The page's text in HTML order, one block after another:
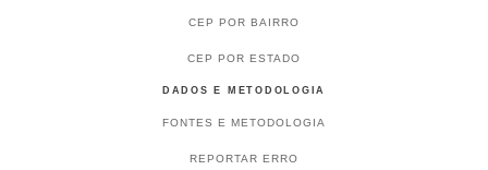
CEP POR BAIRRO
CEP POR ESTADO
DADOS E METODOLOGIA
FONTES E METODOLOGIA
REPORTAR ERRO